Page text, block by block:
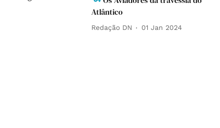
Atlântico
Redação DN 01 Jan 2024